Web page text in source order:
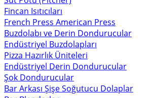
Fincan Isıtıcıları
French Press American Press
Buzdolabı ve Derin Dondurucular
Endüstriyel Buzdolapları
Pizza Hazırlık Üniteleri
Endüstriyel Derin Dondurucular
Şok Dondurucular
Bar Arkası Şişe Soğutucu Dolaplar